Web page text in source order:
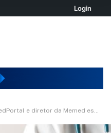
Login
da Memed estarão juntos no estande da Soluti, durante a Hospitalar 2022